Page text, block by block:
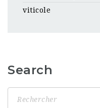
viticole
Search